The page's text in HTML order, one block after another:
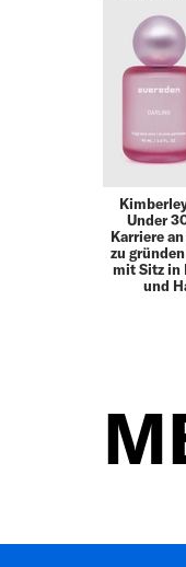
Under
Karriere
zu
mit Sitz in
und